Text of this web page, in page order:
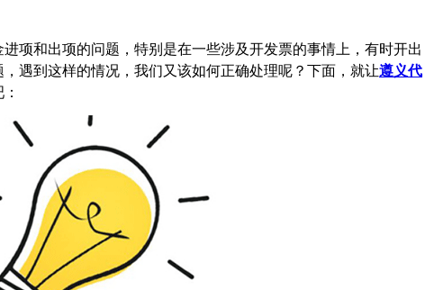
项和出项的问题，特别是在一些涉及开发票的事情上，有时开出
遇到这样的情况，我们又该如何正确处理呢？下面，就让遵义代